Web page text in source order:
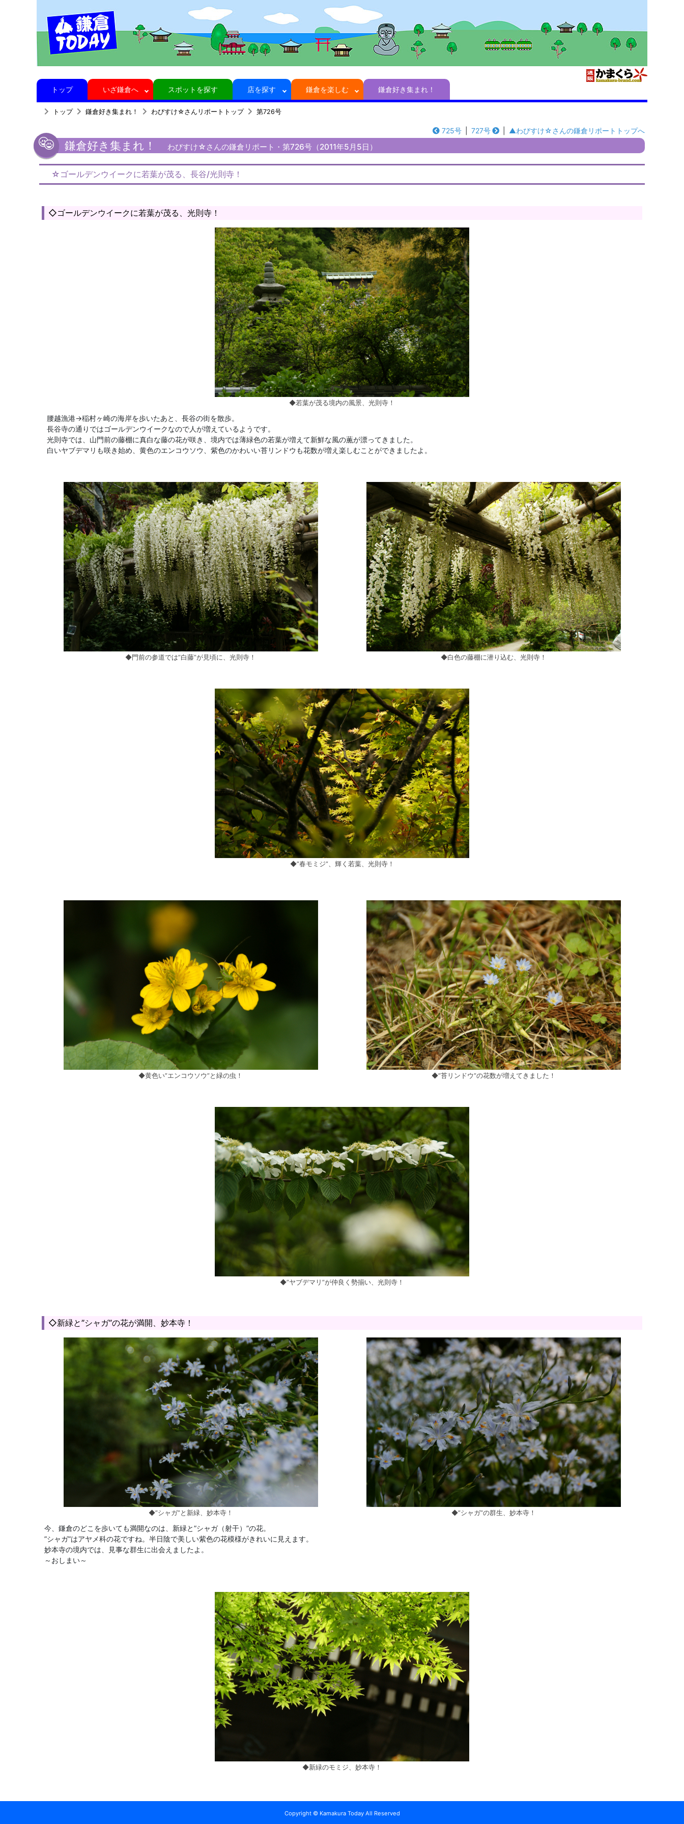
トップ いざ鎌倉へ スポットを探す 店を探す 鎌倉を楽しむ 鎌倉好き集まれ！
トップ 鎌倉好き集まれ！ わびすけ☆さんリポートトップ 第726号
725号 727号 ▲わびすけ☆さんの鎌倉リポートトップへ
鎌倉好き集まれ！ わびすけ☆さんの鎌倉リポート・第726号（2011年5月5日）
☆ゴールデンウイークに若葉が茂る、長谷/光則寺！
◇ゴールデンウイークに若葉が茂る、光則寺！
◆若葉が茂る境内の風景、光則寺！
腰越漁港→稲村ヶ崎の海岸を歩いたあと、長谷の街を散歩。
長谷寺の通りではゴールデンウイークなので人が増えているようです。
光則寺では、山門前の藤棚に真白な藤の花が咲き、境内では薄緑色の若葉が増えて新鮮な風の薫が漂ってきました。
白いヤブデマリも咲き始め、黄色のエンコウソウ、紫色のかわいい苔リンドウも花数が増え楽しむことができましたよ。
◆門前の参道では”白藤”が見頃に、光則寺！ ◆白色の藤棚に潜り込む、光則寺！
◆”春モミジ”、輝く若葉、光則寺！
◆黄色い”エンコウソウ”と緑の虫！ ◆”苔リンドウ”の花数が増えてきました！
◆”ヤブデマリ”が仲良く勢揃い、光則寺！
◇新緑と”シャガ”の花が満開、妙本寺！
◆”シャガ”と新緑、妙本寺！ ◆”シャガ”の群生、妙本寺！
今、鎌倉のどこを歩いても満開なのは、新緑と”シャガ（射干）”の花。
”シャガ”はアヤメ科の花ですね。半日陰で美しい紫色の花模様がきれいに見えます。
妙本寺の境内では、見事な群生に出会えましたよ。
～おしまい～
◆新緑のモミジ、妙本寺！
Copyright © Kamakura Today All Reserved